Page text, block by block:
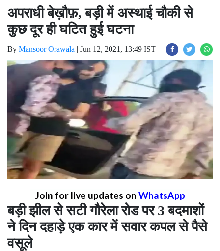
अपराधी बेख़ौफ़, बड़ी में अस्थाई चौकी से
कुछ दूर ही घटित हुई घटना
By Mansoor Orawala | Jun 12, 2021, 13:49 IST
Join for live updates on WhatsApp
बड़ी झील से सटी गौरेला रोड पर 3 बदमाशों
ने दिन दहाड़े एक कार में सवार कपल से पैसे
वसूले